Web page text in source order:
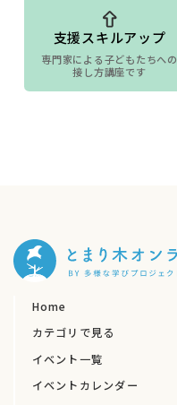
支援スキルアップ
専門家による子どもたちへの
接し方講座です
Home
カテゴリで見る
イベント一覧
イベントカレンダー